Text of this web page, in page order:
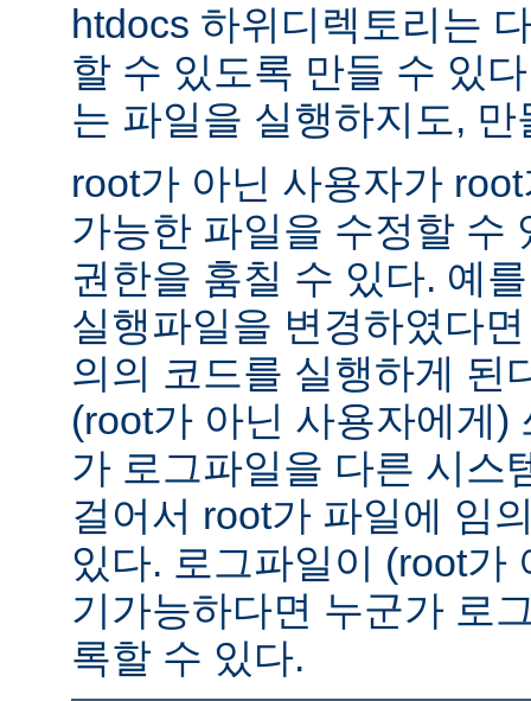
htdocs 하위디렉토리는
할 수 있도록 만들 수 있
는 파일을 실행하지도,
root가 아닌 사용자가
가능한 파일을 수정할 수
권한을 훔칠 수 있다. 예
실행파일을 변경하였다
의의 코드를 실행하게 된
(root가 아닌 사용자에게)
가 로그파일을 다른 시스
걸어서 root가 파일에 임
있다. 로그파일이 (root가
기가능하다면 누군가 로
록할 수 있다.